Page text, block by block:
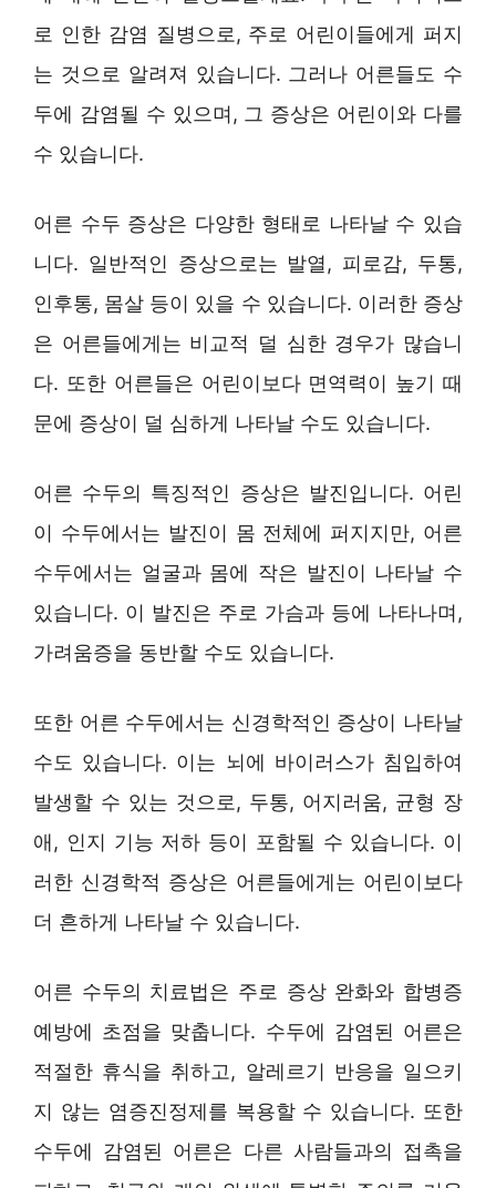
로 인한 감염 질병으로, 주로 어린이들에게 퍼지
는 것으로 알려져 있습니다. 그러나 어른들도 수
두에 감염될 수 있으며, 그 증상은 어린이와 다를
수 있습니다.
어른 수두 증상은 다양한 형태로 나타날 수 있습
니다. 일반적인 증상으로는 발열, 피로감, 두통,
인후통, 몸살 등이 있을 수 있습니다. 이러한 증상
은 어른들에게는 비교적 덜 심한 경우가 많습니
다. 또한 어른들은 어린이보다 면역력이 높기 때
문에 증상이 덜 심하게 나타날 수도 있습니다.
어른 수두의 특징적인 증상은 발진입니다. 어린
이 수두에서는 발진이 몸 전체에 퍼지지만, 어른
수두에서는 얼굴과 몸에 작은 발진이 나타날 수
있습니다. 이 발진은 주로 가슴과 등에 나타나며,
가려움증을 동반할 수도 있습니다.
또한 어른 수두에서는 신경학적인 증상이 나타날
수도 있습니다. 이는 뇌에 바이러스가 침입하여
발생할 수 있는 것으로, 두통, 어지러움, 균형 장
애, 인지 기능 저하 등이 포함될 수 있습니다. 이
러한 신경학적 증상은 어른들에게는 어린이보다
더 흔하게 나타날 수 있습니다.
어른 수두의 치료법은 주로 증상 완화와 합병증
예방에 초점을 맞춥니다. 수두에 감염된 어른은
적절한 휴식을 취하고, 알레르기 반응을 일으키
지 않는 염증진정제를 복용할 수 있습니다. 또한
수두에 감염된 어른은 다른 사람들과의 접촉을